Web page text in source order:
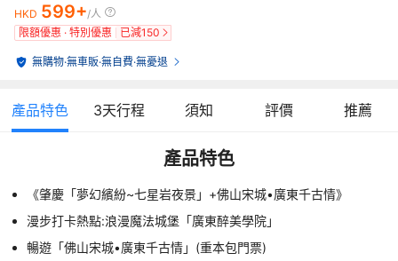
HKD 599+/人
限額優惠 · 特別優惠
已減150
無購物·無車販·無自費·無憂退
產品特色 3天行程 須知 評價 推薦
產品特色
《肇慶「夢幻繽紛~七星岩夜景」+佛山宋城•廣東千古情》
漫步打卡熱點:浪漫魔法城堡「廣東醉美學院」
暢遊「佛山宋城•廣東千古情」(重本包門票)